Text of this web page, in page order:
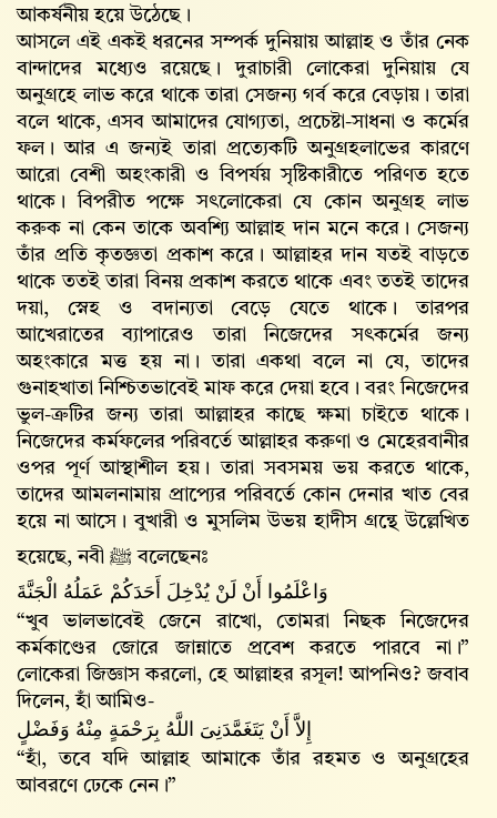
আকর্ষনীয় হয়ে উঠেছে।
আসলে এই একই ধরনের সম্পর্ক দুনিয়ায় আল্লাহ‌ ও তাঁর নেক
বান্দাদের মধ্যেও রয়েছে। দুরাচারী লোকেরা দুনিয়ায় যে
অনুগ্রহে লাভ করে থাকে তারা সেজন্য গর্ব করে বেড়ায়। তারা
বলে থাকে, এসব আমাদের যোগ্যতা, প্রচেষ্টা-সাধনা ও কর্মের
ফল। আর এ জন্যই তারা প্রত্যেকটি অনুগ্রহলাভের কারণে
আরো বেশী অহংকারী ও বিপর্যয় সৃষ্টিকারীতে পরিণত হতে
থাকে। বিপরীত পক্ষে সৎলোকেরা যে কোন অনুগ্রহ লাভ
করুক না কেন তাকে অবশ্যি আল্লাহ‌ দান মনে করে। সেজন্য
তাঁর প্রতি কৃতজ্ঞতা প্রকাশ করে। আল্লাহর দান যতই বাড়তে
থাকে ততই তারা বিনয় প্রকাশ করতে থাকে এবং ততই তাদের
দয়া, স্নেহ ও বদান্যতা বেড়ে যেতে থাকে। তারপর
আখেরাতের ব্যাপারেও তারা নিজেদের সৎকর্মের জন্য
অহংকারে মত্ত হয় না। তারা একথা বলে না যে, তাদের
গুনাহখাতা নিশ্চিতভাবেই মাফ করে দেয়া হবে। বরং নিজেদের
ভুল-ত্রুটির জন্য তারা আল্লাহর কাছে ক্ষমা চাইতে থাকে।
নিজেদের কর্মফলের পরিবর্তে আল্লাহর করুণা ও মেহেরবানীর
ওপর পূর্ণ আস্থাশীল হয়। তারা সবসময় ভয় করতে থাকে,
তাদের আমলনামায় প্রাপ্যের পরিবর্তে কোন দেনার খাত বের
হয়ে না আসে। বুখারী ও মুসলিম উভয় হাদীস গ্রন্থে উল্লেখিত
হয়েছে, নবী ﷺ বলেছেনঃ
وَاعْلَمُوا أَنْ لَنْ يُدْخِلَ أَحَدَكُمْ عَمَلُهُ الْجَنَّةَ
“খুব ভালভাবেই জেনে রাখো, তোমরা নিছক নিজেদের
কর্মকাণ্ডের জোরে জান্নাতে প্রবেশ করতে পারবে না।”
লোকেরা জিজ্ঞাস করলো, হে আল্লাহর রসূল! আপনিও? জবাব
দিলেন, হাঁ আমিও-
إِلاَّ أَنْ يَتَغَمَّدَنِىَ اللَّهُ بِرَحْمَةٍ مِنْهُ وَفَضْلٍ
“হাঁ, তবে যদি আল্লাহ‌ আমাকে তাঁর রহমত ও অনুগ্রহের
আবরণে ঢেকে নেন।”